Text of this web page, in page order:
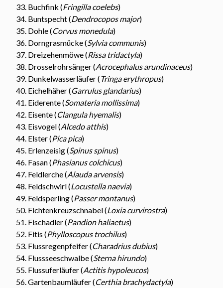
Buchfink (Fringilla coelebs)
Buntspecht (Dendrocopos major)
Dohle (Corvus monedula)
Dorngrasmücke (Sylvia communis)
Dreizehenmöwe (Rissa tridactyla)
Drosselrohrsänger (Acrocephalus arundinaceus)
Dunkelwasserläufer (Tringa erythropus)
Eichelhäher (Garrulus glandarius)
Eiderente (Somateria mollissima)
Eisente (Clangula hyemalis)
Eisvogel (Alcedo atthis)
Elster (Pica pica)
Erlenzeisig (Spinus spinus)
Fasan (Phasianus colchicus)
Feldlerche (Alauda arvensis)
Feldschwirl (Locustella naevia)
Feldsperling (Passer montanus)
Fichtenkreuzschnabel (Loxia curvirostra)
Fischadler (Pandion haliaetus)
Fitis (Phylloscopus trochilus)
Flussregenpfeifer (Charadrius dubius)
Flussseeschwalbe (Sterna hirundo)
Flussuferläufer (Actitis hypoleucos)
Gartenbaumläufer (Certhia brachydactyla)